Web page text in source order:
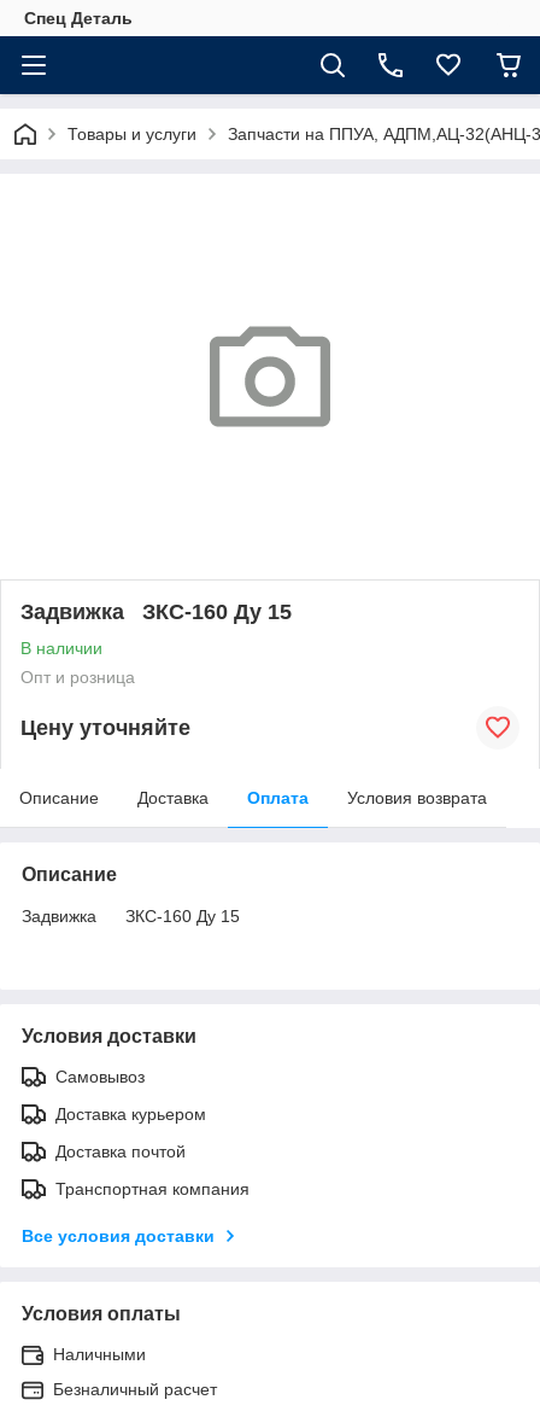
Спец Деталь
Товары и услуги Запчасти на ППУА, АДПМ,АЦ-32(АНЦ-
Задвижка ЗКС-160 Ду 15
В наличии
Опт и розница
Цену уточняйте
Описание Доставка Оплата Условия возврата
Описание
Задвижка ЗКС-160 Ду 15
Условия доставки
Самовывоз
Доставка курьером
Доставка почтой
Транспортная компания
Все условия доставки
Условия оплаты
Наличными
Безналичный расчет